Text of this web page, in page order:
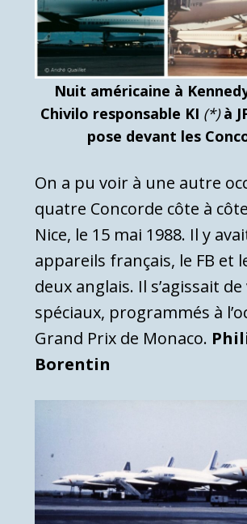
Nuit américaine à
Chivilo responsable KI (*)à
pose devant les
On a pu voir à une autre
quatre Concorde côte à
Nice, le 15 mai 1988. Il y
appareils français, le FB et
deux anglais. Il s’agissait de
spéciaux, programmés à
Grand Prix de Monaco.
Borentin